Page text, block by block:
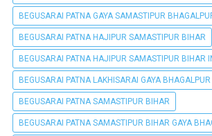
BEGUSARAI PATNA GAYA SAMASTIPUR
BEGUSARAI PATNA HAJIPUR SAMASTIPUR BIHAR
BEGUSARAI PATNA HAJIPUR SAMASTIPUR BIHAR
BEGUSARAI PATNA LAKHISARAI GAYA
BEGUSARAI PATNA SAMASTIPUR BIHAR
BEGUSARAI PATNA SAMASTIPUR BIHAR GAYA